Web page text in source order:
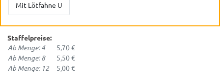
Mit Lötfahne U
Staffelpreise:
Ab Menge: 4 5,70 €
Ab Menge: 8 5,50 €
Ab Menge: 12 5,00 €